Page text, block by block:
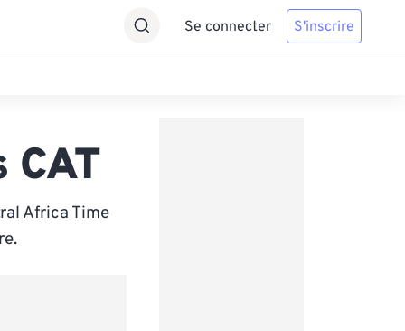
Se connecter S'inscrire
Africa Time